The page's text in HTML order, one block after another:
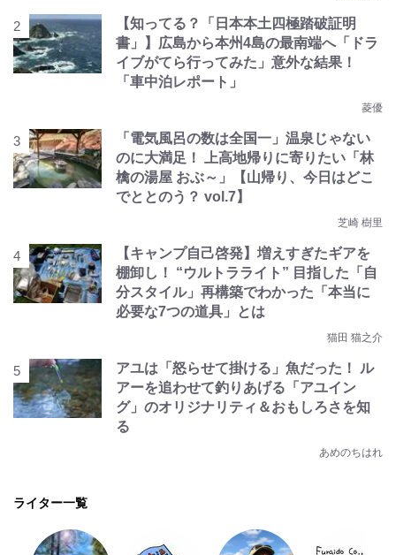
【知ってる？「日本本土四極踏破証明
書」】広島から本州4島の最南端へ「ドラ
イブがてら行ってみた」意外な結果！
「車中泊レポート」
菱優
「電気風呂の数は全国一」温泉じゃない
のに大満足！ 上高地帰りに寄りたい「林
檎の湯屋 おぶ～」【山帰り、今日はどこ
でととのう？ vol.7】
芝崎 樹里
【キャンプ自己啓発】増えすぎたギアを
棚卸し！ “ウルトラライト” 目指した「自
分スタイル」再構築でわかった「本当に
必要な7つの道具」とは
猫田 猫之介
アユは「怒らせて掛ける」魚だった！ ル
アーを追わせて釣りあげる「アユイン
グ」のオリジナリティ＆おもしろさを知
る
あめのちはれ
ライター一覧